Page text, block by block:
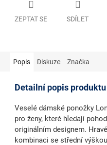
ZEPTAT SE SDÍLET
Popis Diskuze Značka
Detailní popis produktu
Veselé dámské ponožky
pro ženy, které hledají
originálním designem.
kombinaci se střední